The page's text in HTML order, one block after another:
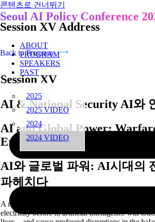
콘텐츠로 건너뛰기
Seoul AI Policy Conference
ABOUT
PROGRAM
SPEAKERS
PAST
2025
2025 VIDEO
2024
2024 VIDEO
Session XV Address
Back to Program
Session XV
AI & National Security AI와
AI and Global Power:
Era
AI와 글로벌 파워: AI시대의
파헤치다
A new industrial revolution has begun. Like
electricity before it, artificial intelligence will